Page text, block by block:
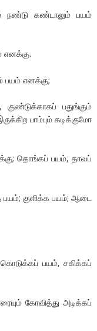
நண்டு கண்டாலும் பயம்
எனக்கு.
பயம் எனக்கு;
குண்டுக்காகப் பதுங்கும்
பாம்பும் கடிக்குமோ
தொங்கப் பயம், தாவப்
பயம்; குளிக்க பயம்; ஆடை
பயம், சகிக்கப்
கோவித்து அடிக்கப்